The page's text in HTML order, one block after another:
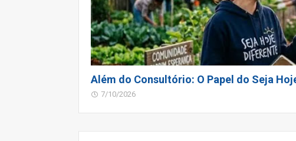
Além do Consultório: O Papel do Seja
7/10/2026